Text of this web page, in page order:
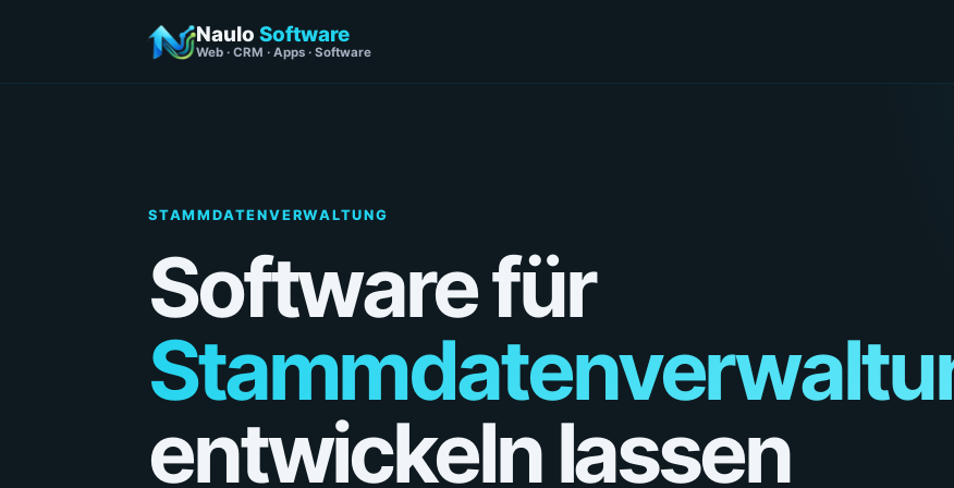
Naulo Software
Web · CRM · Apps · Software
STAMMDATENVERWALTUNG
Software für
entwickeln lassen